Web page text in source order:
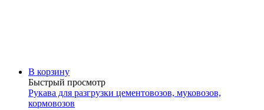
В корзину
Быстрый просмотр
Рукава для разгрузки цементовозов, муковозов,
кормовозов